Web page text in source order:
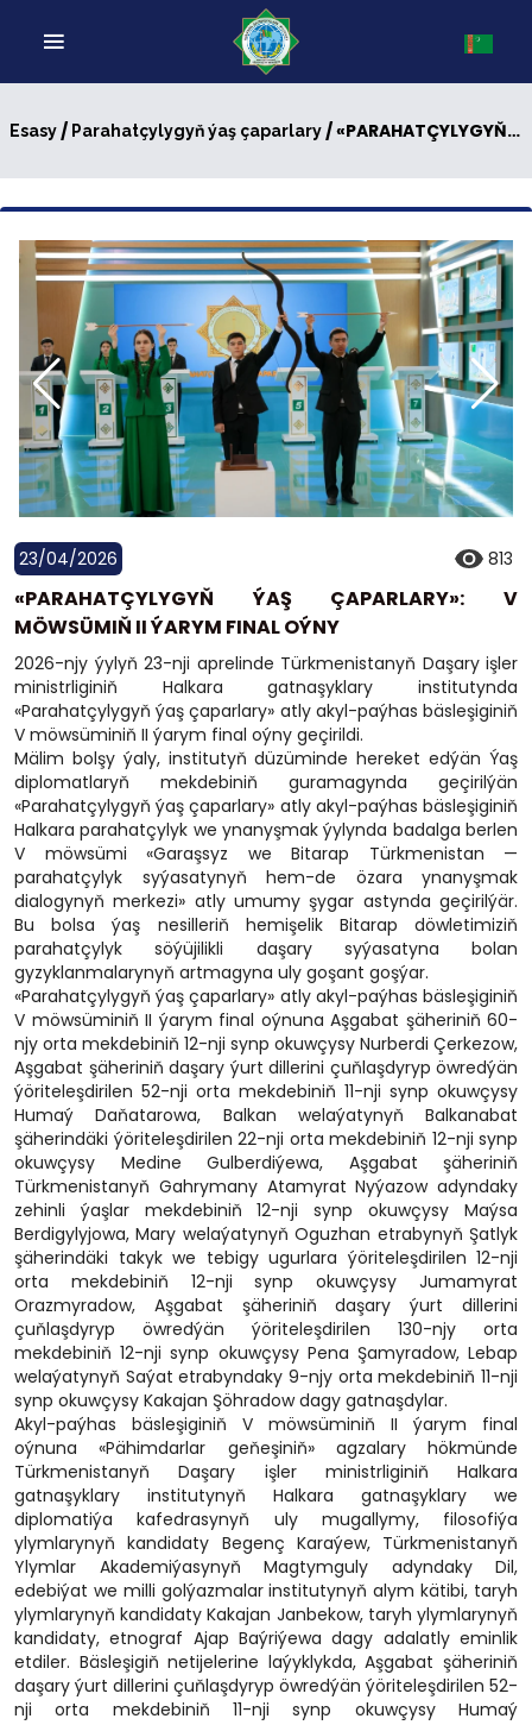
Esasy/ Parahatçylygyň ýaş çaparlary/ «PARAHATÇYLYGYŇ ÝAŞ ÇAPARLARY»: V MÖWSÜMIŇ II ÝARYM FINAL OÝNY
23/04/2026 813
«PARAHATÇYLYGYŇ ÝAŞ ÇAPARLARY»: V
MÖWSÜMIŇ II ÝARYM FINAL OÝNY
2026-njy ýylyň 23-nji aprelinde Türkmenistanyň Daşary işler
ministrliginiň Halkara gatnaşyklary institutynda
«Parahatçylygyň ýaş çaparlary» atly akyl-paýhas bäsleşiginiň
V möwsüminiň II ýarym final oýny geçirildi.
Mälim bolşy ýaly, institutyň düzüminde hereket edýän Ýaş
diplomatlaryň mekdebiniň guramagynda geçirilýän
«Parahatçylygyň ýaş çaparlary» atly akyl-paýhas bäsleşiginiň
Halkara parahatçylyk we ynanyşmak ýylynda badalga berlen
V möwsümi «Garaşsyz we Bitarap Türkmenistan —
parahatçylyk syýasatynyň hem-de özara ynanyşmak
dialogynyň merkezi» atly umumy şygar astynda geçirilýär.
Bu bolsa ýaş nesilleriň hemişelik Bitarap döwletimiziň
parahatçylyk söýüjilikli daşary syýasatyna bolan
gyzyklanmalarynyň artmagyna uly goşant goşýar.
«Parahatçylygyň ýaş çaparlary» atly akyl-paýhas bäsleşiginiň
V möwsüminiň II ýarym final oýnuna Aşgabat şäheriniň 60-
njy orta mekdebiniň 12-nji synp okuwçysy Nurberdi Çerkezow,
Aşgabat şäheriniň daşary ýurt dillerini çuňlaşdyryp öwredýän
ýöriteleşdirilen 52-nji orta mekdebiniň 11-nji synp okuwçysy
Humaý Daňatarowa, Balkan welaýatynyň Balkanabat
şäherindäki ýöriteleşdirilen 22-nji orta mekdebiniň 12-nji synp
okuwçysy Medine Gulberdiýewa, Aşgabat şäheriniň
Türkmenistanyň Gahrymany Atamyrat Nyýazow adyndaky
zehinli ýaşlar mekdebiniň 12-nji synp okuwçysy Maýsa
Berdigylyjowa, Mary welaýatynyň Oguzhan etrabynyň Şatlyk
şäherindäki takyk we tebigy ugurlara ýöriteleşdirilen 12-nji
orta mekdebiniň 12-nji synp okuwçysy Jumamyrat
Orazmyradow, Aşgabat şäheriniň daşary ýurt dillerini
çuňlaşdyryp öwredýän ýöriteleşdirilen 130-njy orta
mekdebiniň 12-nji synp okuwçysy Pena Şamyradow, Lebap
welaýatynyň Saýat etrabyndaky 9-njy orta mekdebiniň 11-nji
synp okuwçysy Kakajan Şöhradow dagy gatnaşdylar.
Akyl-paýhas bäsleşiginiň V möwsüminiň II ýarym final
oýnuna «Pähimdarlar geňeşiniň» agzalary hökmünde
Türkmenistanyň Daşary işler ministrliginiň Halkara
gatnaşyklary institutynyň Halkara gatnaşyklary we
diplomatiýa kafedrasynyň uly mugallymy, filosofiýa
ylymlarynyň kandidaty Begenç Karaýew, Türkmenistanyň
Ylymlar Akademiýasynyň Magtymguly adyndaky Dil,
edebiýat we milli golýazmalar institutynyň alym kätibi, taryh
ylymlarynyň kandidaty Kakajan Janbekow, taryh ylymlarynyň
kandidaty, etnograf Ajap Baýriýewa dagy adalatly eminlik
etdiler. Bäsleşigiň netijelerine laýyklykda, Aşgabat şäheriniň
daşary ýurt dillerini çuňlaşdyryp öwredýän ýöriteleşdirilen 52-
nji orta mekdebiniň 11-nji synp okuwçysy Humaý